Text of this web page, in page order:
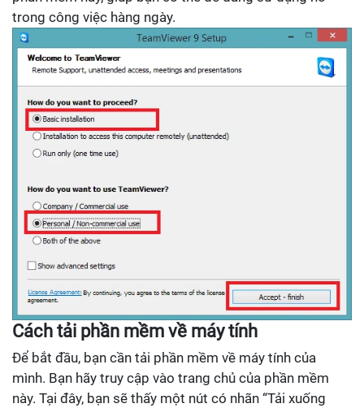
trong công việc hàng ngày.
Cách tải phần mềm về máy tính
Để bắt đầu, bạn cần tải phần mềm về máy tính của
mình. Bạn hãy truy cập vào trang chủ của phần mềm
này. Tại đây, bạn sẽ thấy một nút có nhãn “Tải xuống